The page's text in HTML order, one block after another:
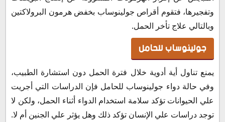
وتفجيرها، فتقوم أقراص جولينوساب بخفض هرمون البرولاكتين
وبالتالي علاج تأخر الحمل.
جولينوساب للحامل
يمنع تناول أية أدوية خلال فترة الحمل دون استشارة الطبيب،
وفي حالة دواء جولينوساب للحامل فإن الدراسات التي أجريت
علي الحيوانات تؤكد سلامة استخدام الدواء أثناء الحمل، ولكن لا
توجد دراسات علي الإنسان تؤكد ذلك وهل يؤثر علي الجنين أم لا.